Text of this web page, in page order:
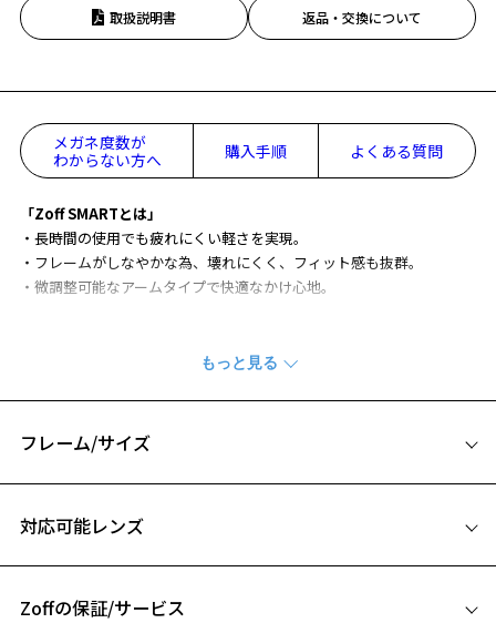
取扱説明書 返品・交換について
メガネ度数が
わからない方へ
購入手順 よくある質問
「Zoff SMARTとは」
・長時間の使用でも疲れにくい軽さを実現。
・フレームがしなやかな為、壊れにくく、フィット感も抜群。
・微調整可能なアームタイプで快適なかけ心地。
更なる掛け心地の良さを実現した新しいZoff SMART Skinny(ゾフ・ス
更にソフトな掛け心地になり、ズレ落ちづらくなりました。
オンでもオフでも使いやすいのスクエアウェリントンタイプはシンプ
ルなカラー中心にリファインしました。
フレーム/サイズ
B ブリッジ(鼻部分)の横幅：16mm
対応可能レンズ
Zoffの保証/サービス